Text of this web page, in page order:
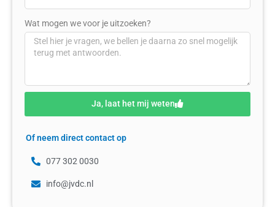
Wat mogen we voor je uitzoeken?
Ja, laat het mij weten
Of neem direct contact op
077 302 0030
info@jvdc.nl